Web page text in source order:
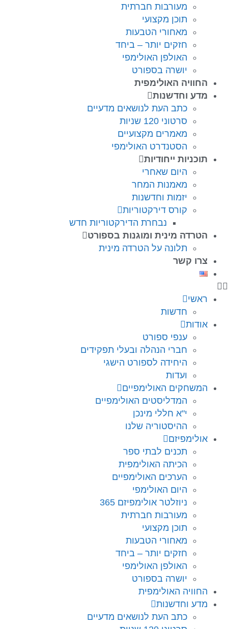
מעורבות חברתית
תוכן מקצועי
מאחורי הטבעות
חזקים יותר – ביחד
האולפן האולימפי
יושרה בספורט
החוויה האולימפית
מדע וחדשנות
כתב העת לנושאים מדעיים
סרטוני 120 שניות
מאמרים מקצועיים
הסטנדרט האולימפי
תוכניות ייחודיות
היום שאחרי
מאמנות המחר
יזמות וחדשנות
קורס דירקטוריות
נבחרת הדירקטוריות חדש
הטרדה מינית ומוגנות בספורט
תלונה על הטרדה מינית
צרו קשר
ראשי
חדשות
אודות
ענפי ספורט
חברי הנהלה ובעלי תפקידים
היחידה לספורט הישגי
ועדות
המשחקים האולימפיים
המדליסטים האולימפיים
י"א חללי מינכן
ההיסטוריה שלנו
אולימפיזם
תכנים לבתי ספר
הכיתה האולימפית
הערכים האולימפיים
היום האולימפי
ניוזלטר אולימפיזם 365
מעורבות חברתית
תוכן מקצועי
מאחורי הטבעות
חזקים יותר – ביחד
האולפן האולימפי
יושרה בספורט
החוויה האולימפית
מדע וחדשנות
כתב העת לנושאים מדעיים